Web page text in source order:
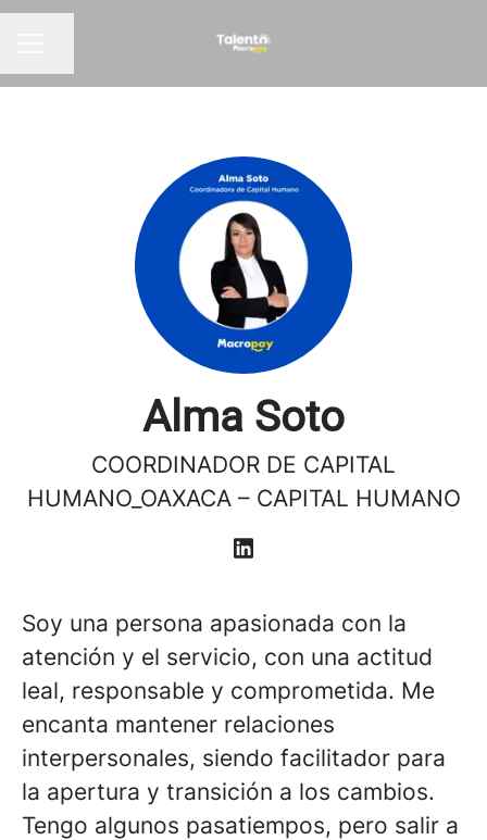
Alma Soto
COORDINADOR DE CAPITAL
HUMANO_OAXACA – CAPITAL HUMANO
Soy una persona apasionada con la
atención y el servicio, con una actitud
leal, responsable y comprometida. Me
encanta mantener relaciones
interpersonales, siendo facilitador para
la apertura y transición a los cambios.
Tengo algunos pasatiempos, pero salir a